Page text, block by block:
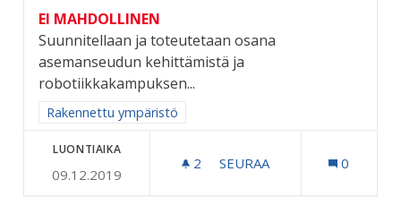
EI MAHDOLLINEN
Suunnitellaan ja toteutetaan osana
asemanseudun kehittämistä ja
robotiikkakampuksen...
Rajaa tulokset aihepiirin mukaan: Rakennettu ympäristö
Rakennettu ympäristö
LUONTIAIKA
09.12.2019
2 2 SEURAAJAA
SEURAA 0